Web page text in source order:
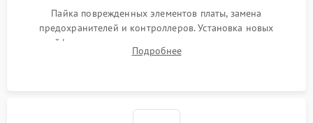
Пайка поврежденных элементов платы, замена
предохранителей и контроллеров. Установка новых
шлейфов, дисплея, механизма затвора или двигателя
автофокуса. Восстановление геометрии тубуса объектива
Подробнее